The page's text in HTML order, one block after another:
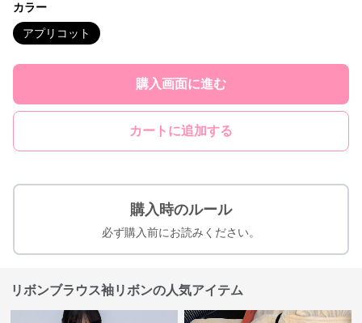
カラー
アプリコット
購入画面に進む
カートに追加する
購入時のルール
必ず購入前にお読みください。
リボンブラウス袖リボンの人気アイテム